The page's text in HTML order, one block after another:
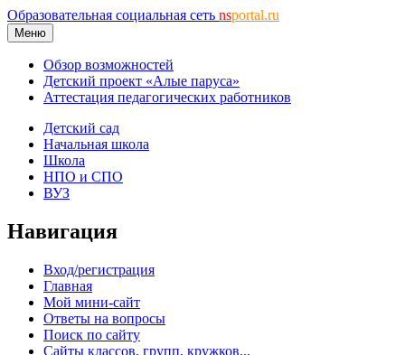
Образовательная социальная сеть nsportal.ru
Меню
Обзор возможностей
Детский проект «Алые паруса»
Аттестация педагогических работников
Детский сад
Начальная школа
Школа
НПО и СПО
ВУЗ
Навигация
Вход/регистрация
Главная
Мой мини-сайт
Ответы на вопросы
Поиск по сайту
Сайты классов, групп, кружков...